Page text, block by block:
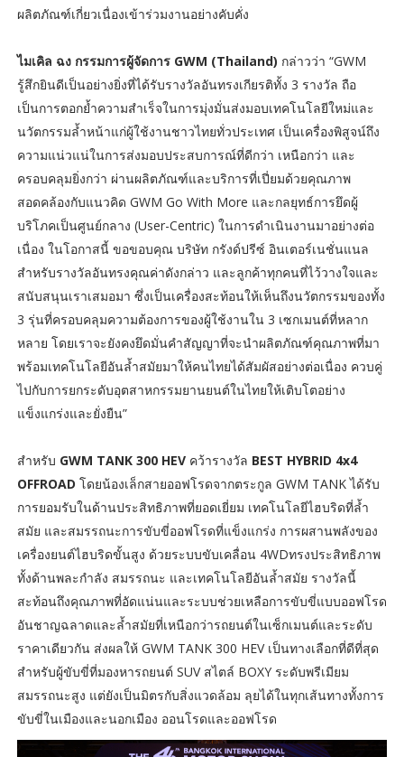
ผลิตภัณฑ์เกี่ยวเนื่องเข้าร่วมงานอย่างคับคั่ง
ไมเคิล ฉง กรรมการผู้จัดการ GWM (Thailand) กล่าวว่า “GWM
รู้สึกยินดีเป็นอย่างยิ่งที่ได้รับรางวัลอันทรงเกียรติทั้ง 3 รางวัล ถือ
เป็นการตอกย้ำความสำเร็จในการมุ่งมั่นส่งมอบเทคโนโลยีใหม่และ
นวัตกรรมล้ำหน้าแก่ผู้ใช้งานชาวไทยทั่วประเทศ เป็นเครื่องพิสูจน์ถึง
ความแน่วแน่ในการส่งมอบประสบการณ์ที่ดีกว่า เหนือกว่า และ
ครอบคลุมยิ่งกว่า ผ่านผลิตภัณฑ์และบริการที่เปี่ยมด้วยคุณภาพ
สอดคล้องกับแนวคิด GWM Go With More และกลยุทธ์การยึดผู้
บริโภคเป็นศูนย์กลาง (User-Centric) ในการดำเนินงานมาอย่างต่อ
เนื่อง ในโอกาสนี้ ขอขอบคุณ บริษัท กรังด์ปรีซ์ อินเตอร์เนชั่นแนล
สำหรับรางวัลอันทรงคุณค่าดังกล่าว และลูกค้าทุกคนที่ไว้วางใจและ
สนับสนุนเราเสมอมา ซึ่งเป็นเครื่องสะท้อนให้เห็นถึงนวัตกรรมของทั้ง
3 รุ่นที่ครอบคลุมความต้องการของผู้ใช้งานใน 3 เซกเมนต์ที่หลาก
หลาย โดยเราจะยังคงยึดมั่นคำสัญญาที่จะนำผลิตภัณฑ์คุณภาพที่มา
พร้อมเทคโนโลยีอันล้ำสมัยมาให้คนไทยได้สัมผัสอย่างต่อเนื่อง ควบคู่
ไปกับการยกระดับอุตสาหกรรมยานยนต์ในไทยให้เติบโตอย่าง
แข็งแกร่งและยั่งยืน”
สำหรับ GWM TANK 300 HEVคว้ารางวัล BEST HYBRID 4x4
OFFROAD โดยน้องเล็กสายออฟโรดจากตระกูล GWM TANK ได้รับ
การยอมรับในด้านประสิทธิภาพที่ยอดเยี่ยม เทคโนโลยีไฮบริดที่ล้ำ
สมัย และสมรรถนะการขับขี่ออฟโรดที่แข็งแกร่ง การผสานพลังของ
เครื่องยนต์ไฮบริดขั้นสูง ด้วยระบบขับเคลื่อน 4WDทรงประสิทธิภาพ
ทั้งด้านพละกำลัง สมรรถนะ และเทคโนโลยีอันล้ำสมัย รางวัลนี้
สะท้อนถึงคุณภาพที่อัดแน่นและระบบช่วยเหลือการขับขี่แบบออฟโรด
อันชาญฉลาดและล้ำสมัยที่เหนือกว่ารถยนต์ในเซ็กเมนต์และระดับ
ราคาเดียวกัน ส่งผลให้ GWM TANK 300 HEV เป็นทางเลือกที่ดีที่สุด
สำหรับผู้ขับขี่ที่มองหารถยนต์ SUV สไตล์ BOXY ระดับพรีเมียม
สมรรถนะสูง แต่ยังเป็นมิตรกับสิ่งแวดล้อม ลุยได้ในทุกเส้นทางทั้งการ
ขับขี่ในเมืองและนอกเมือง ออนโรดและออฟโรด